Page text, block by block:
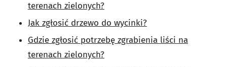
terenach zielonych?
Jak zgłosić drzewo do wycinki?
Gdzie zgłosić potrzebę zgrabienia liści na
terenach zielonych?